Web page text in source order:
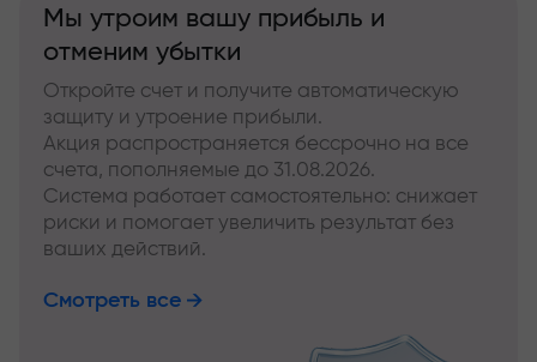
Мы утроим вашу прибыль и
отменим убытки
Откройте счет и получите автоматическую
защиту и утроение прибыли.
Акция распространяется бессрочно на все
счета, пополняемые до 31.08.2026.
Система работает самостоятельно: снижает
риски и помогает увеличить результат без
ваших действий.
Смотреть все